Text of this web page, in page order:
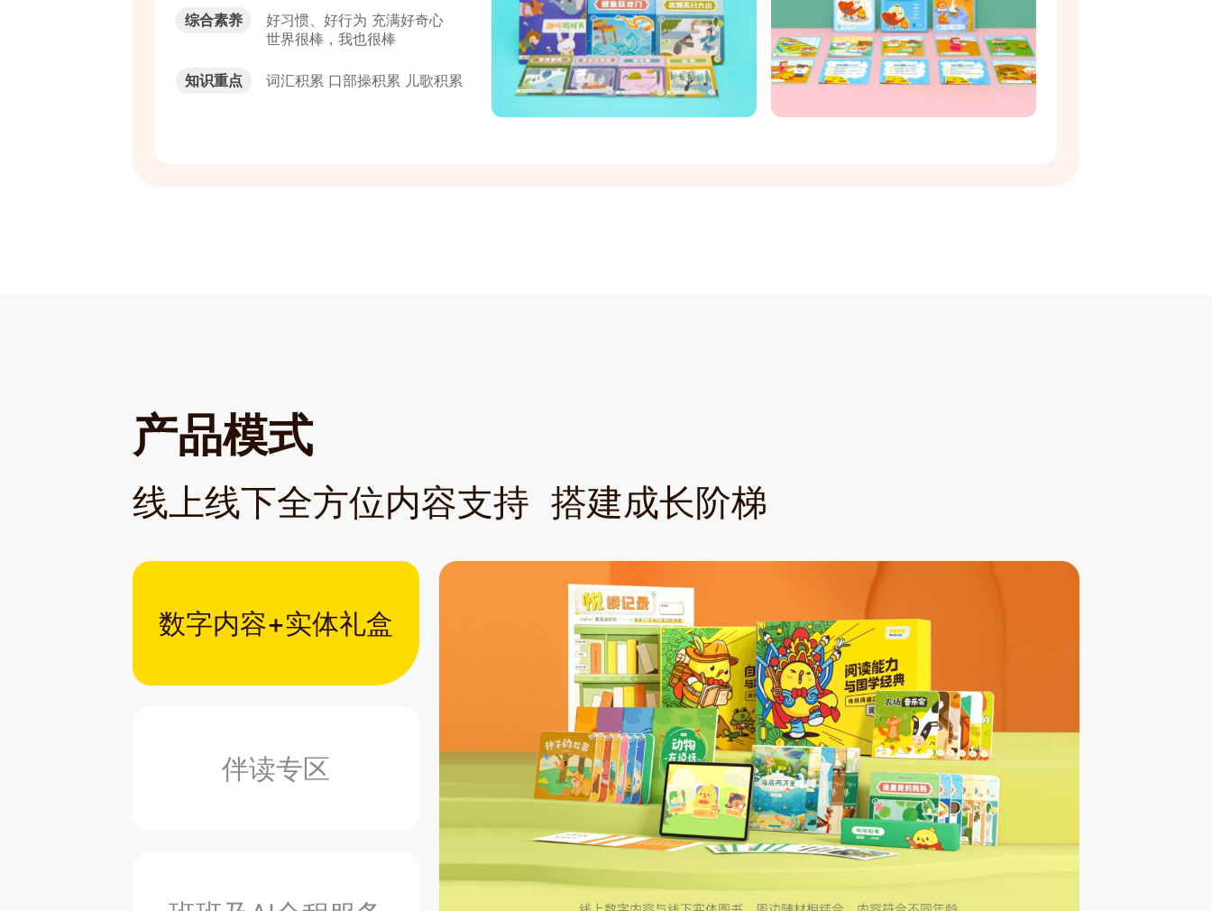
综合素养
好习惯、好行为 充满好奇心
世界很棒，我也很棒
知识重点 词汇积累 口部操积累 儿歌积累
综合素养
好行为，好品格
探索奇妙的世界
知识重点 汉字积累 简单句式 看图说话
综合素养
点亮民族基因 了解名人和典故
善良勇敢想象力
知识重点 汉字和拼音 看图说话
综合素养
善恶与美丑 付出与收获
传统与现代
知识重点
夯实字词基础 句子积累
综合素养
文化里的美 广阔的视野
感受自我成长
知识重点
夯实字词基础 感知阅读方法
综合素养
科学和探索精神 想象的神奇
传统与历史
知识重点 感受阅读策略 了解阅读理解技巧
综合素养
历史那些事儿 英雄与梦想
挫折和希望
知识重点
掌握阅读理解技巧 表达观点
综合素养
成长的力量 冒险和探索
生活中重要的事
知识重点
阅读理解提升 文言文积累
产品模式
线上线下全方位内容支持 搭建成长阶梯
数字内容+实体礼盒
伴读专区